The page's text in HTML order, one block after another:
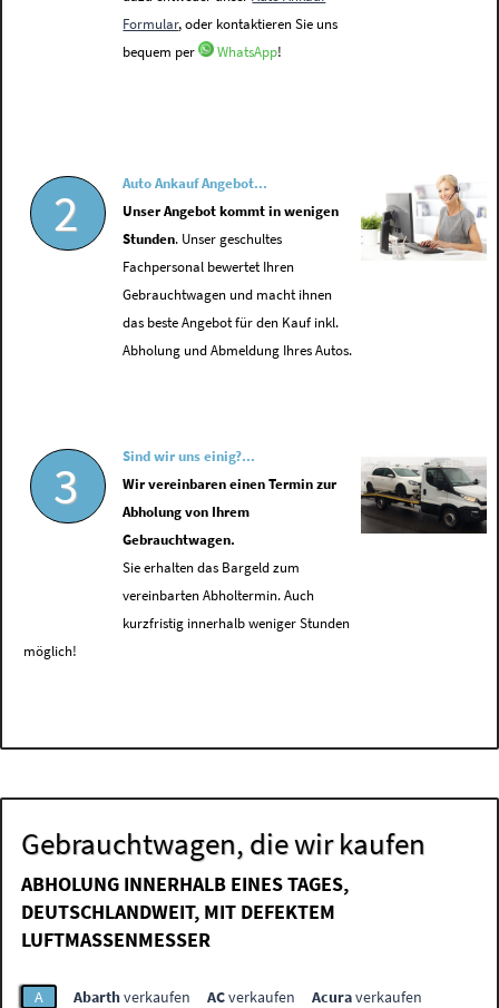
Formular, oder kontaktieren Sie uns
bequem per
WhatsApp!
2
Auto Ankauf Angebot...
Unser Angebot kommt in wenigen
Stunden. Unser geschultes
Fachpersonal bewertet Ihren
Gebrauchtwagen und macht ihnen
das beste Angebot für den Kauf inkl.
Abholung und Abmeldung Ihres Autos.
3
Sind wir uns einig?...
Wir vereinbaren einen Termin zur
Abholung von Ihrem
Gebrauchtwagen.
Sie erhalten das Bargeld zum
vereinbarten Abholtermin. Auch
kurzfristig innerhalb weniger Stunden
möglich!
Gebrauchtwagen, die wir kaufen
ABHOLUNG INNERHALB EINES TAGES,
DEUTSCHLANDWEIT, MIT DEFEKTEM
LUFTMASSENMESSER
A Abarthverkaufen ACverkaufen Acuraverkaufen